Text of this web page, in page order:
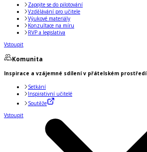
Zapojte se do pilotování
Vzdělávání pro učitele
Výukové materiály
Konzultace na míru
RVP a legislativa
Vstoupit
Komunita
Inspirace a vzájemné sdílení v přátelském prostředí
Setkání
Inspirativní učitelé
Soutěže
Vstoupit